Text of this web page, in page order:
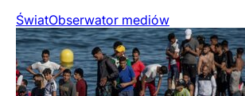
ŚwiatObserwator mediów